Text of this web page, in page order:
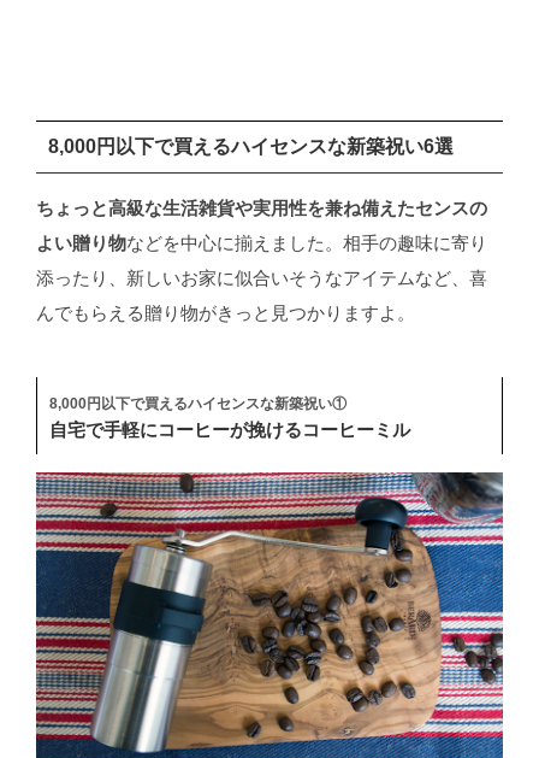
8,000円以下で買えるハイセンスな新築祝い6選
ちょっと高級な生活雑貨や実用性を兼ね備えたセンスの
よい贈り物などを中心に揃えました。相手の趣味に寄り
添ったり、新しいお家に似合いそうなアイテムなど、喜
んでもらえる贈り物がきっと見つかりますよ。
8,000円以下で買えるハイセンスな新築祝い①
自宅で手軽にコーヒーが挽けるコーヒーミル